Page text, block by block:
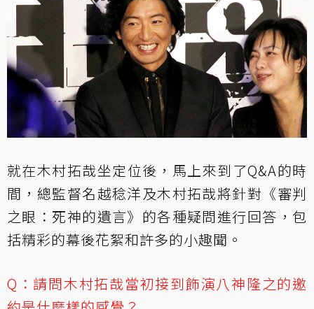
就在木村拓哉坐定位後，馬上來到了Q&A的時
間，總監督名越稔洋及木村拓哉將針對《審判
之眼：死神的遺言》的各種疑問進行回答，包
括精彩的幕後花絮和許多的小趣聞。
Q：請問木村拓哉當初接到飾演八神隆之的邀